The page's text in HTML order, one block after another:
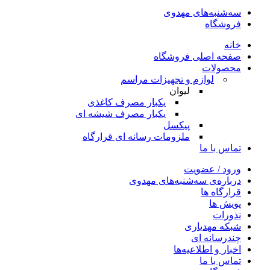
سه‌شنبه‌های مهدوی
فروشگاه
خانه
صفحه اصلی فروشگاه
محصولات
لوازم و تجهیزات مراسم
لیوان
یکبار مصرف کاغذی
یکبار مصرف شیشه ای
پیکسل
ملزومات رسانه ای قرارگاه
تماس با ما
ورود / عضویت
درباره‌ی سه‌شنبه‌های مهدوی
قرارگاه ها
پویش ها
نذورات
شبکه مهدیاری
چندرسانه‌ ای
اخبار و اطلاعیه‌ها
تماس با ما